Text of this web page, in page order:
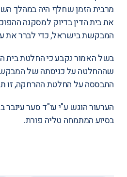
מרבית הזמן שחלף היה במהלך
את בית הדין בדיוק למסקנה
המבקשת בישראל, כדי לברר את
בשל האמור נקבע כי החלטת בית
שההחלטה על כניסתה של
התבססה על החלטת ההרחקה, זו
הערעור הוגש ע"י עו"ד סער עינבר
בסיוע המתמחה טליה פורת.